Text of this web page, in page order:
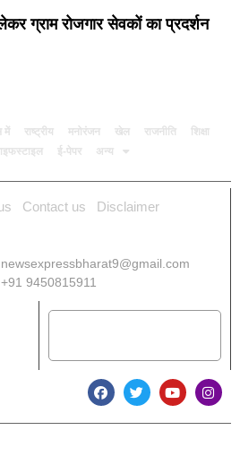
ग्राम रोजगार सेवकों का प्रदर्शन
राष्ट्रीय मनोरंजन खेल राजनीति
शिक्षा
ई-पेपर अन्य
Contact us
Disclaimer
newsexpressbharat9@gmail.com
+91 9450815911